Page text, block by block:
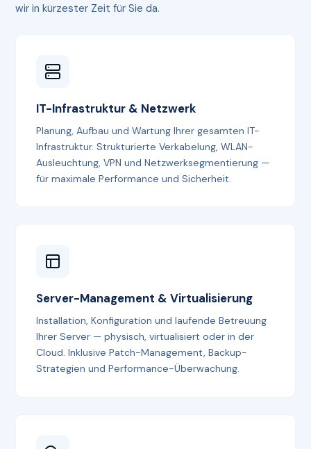
wir in kürzester Zeit für Sie da.
IT-Infrastruktur & Netzwerk
Planung, Aufbau und Wartung Ihrer gesamten IT-
Infrastruktur. Strukturierte Verkabelung, WLAN-
Ausleuchtung, VPN und Netzwerksegmentierung —
für maximale Performance und Sicherheit.
Server-Management & Virtualisierung
Installation, Konfiguration und laufende Betreuung
Ihrer Server — physisch, virtualisiert oder in der
Cloud. Inklusive Patch-Management, Backup-
Strategien und Performance-Überwachung.